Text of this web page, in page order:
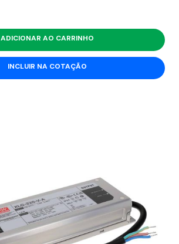
ADICIONAR AO CARRINHO
INCLUIR NA COTAÇÃO